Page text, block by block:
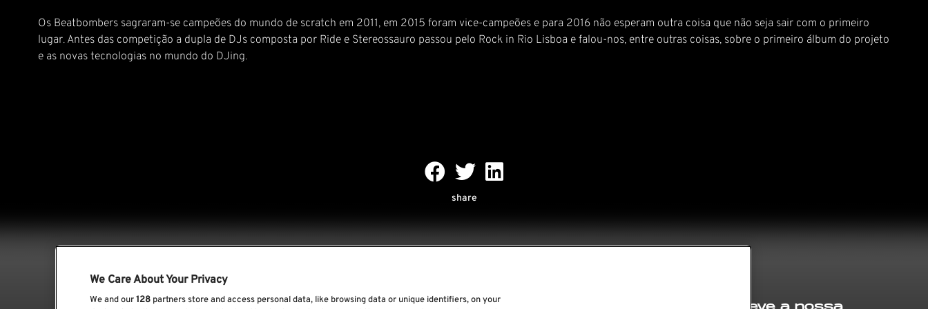
Os Beatbombers sagraram-se campeões do mundo de scratch em 2011, em 2015 foram vice-campeões e para 2016 não esperam outra coisa que não seja sair com o primeiro
lugar. Antes das competição a dupla de DJs composta por Ride e Stereossauro passou pelo Rock in Rio Lisboa e falou-nos, entre outras coisas, sobre o primeiro álbum do projeto
e as novas tecnologias no mundo do DJing.
share
Rock World
We Care About Your Privacy
We and our128 partners store and access personal data, like browsing data or unique identifiers, on your